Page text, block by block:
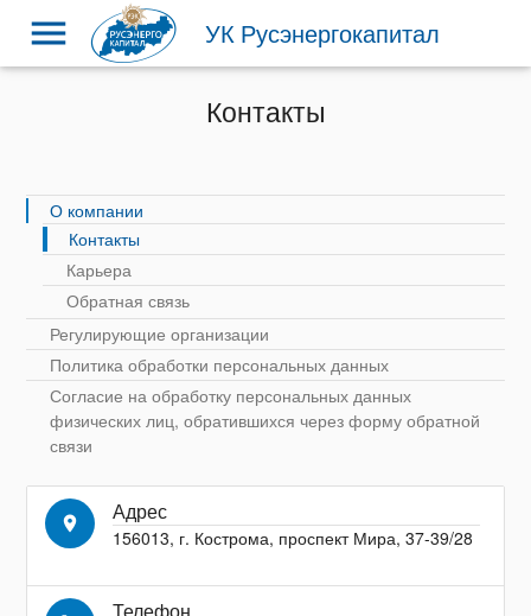
УК Русэнергокапитал
menu
Контакты
О компании
Контакты
Карьера
Обратная связь
Регулирующие организации
Политика обработки персональных данных
Согласие на обработку персональных данных
физических лиц, обратившихся через форму обратной
связи
place Адрес
156013, г. Кострома, проспект Мира, 37-39/28
Телефон